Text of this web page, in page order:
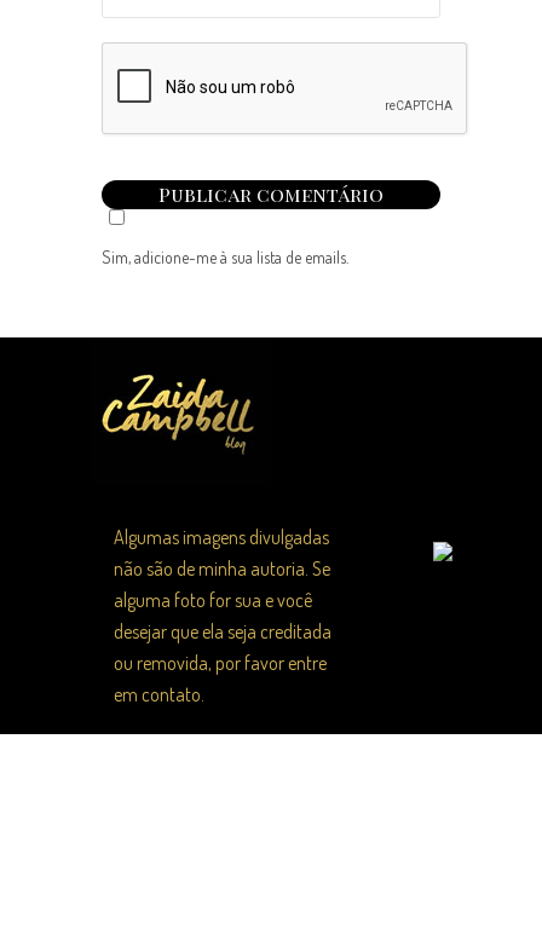
Sim, adicione-me à sua lista de emails.
Algumas imagens divulgadas
não são de minha autoria. Se
alguma foto for sua e você
desejar que ela seja creditada
ou removida, por favor entre
em contato.